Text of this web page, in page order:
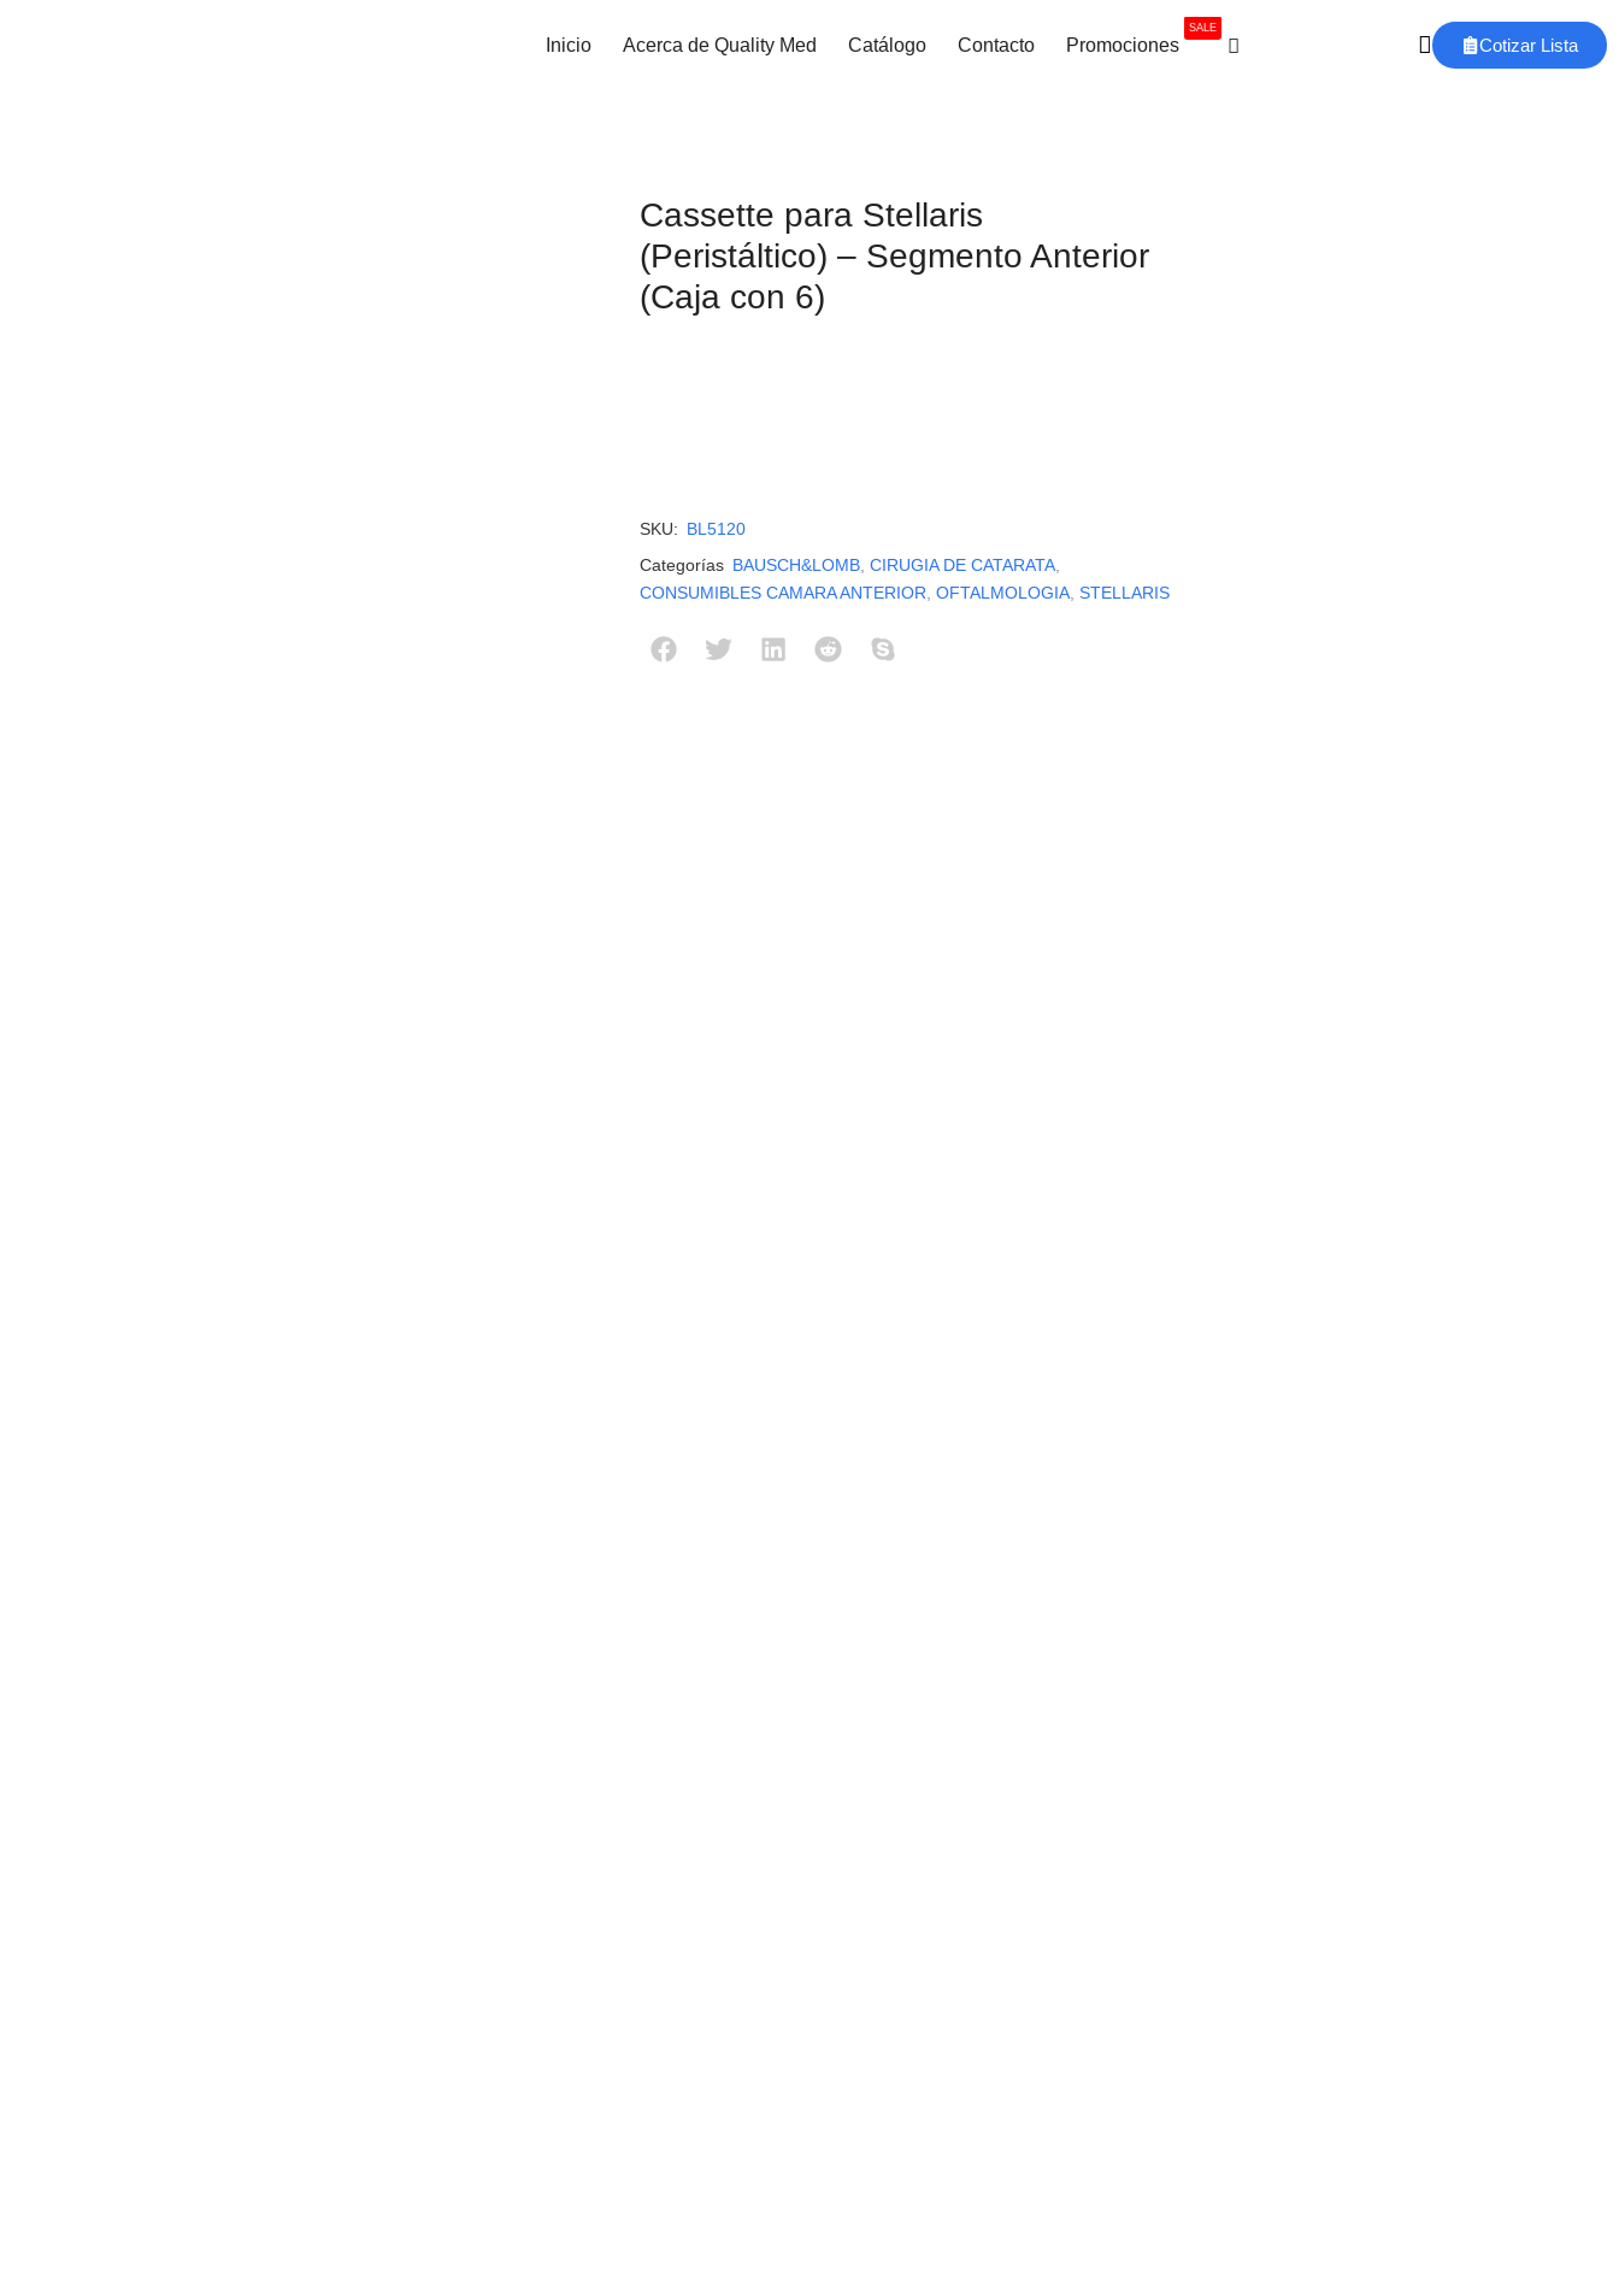
Inicio Acerca de Quality Med Catálogo Contacto Promociones
SALE
Cotizar Lista
Cassette para Stellaris
(Peristáltico) – Segmento Anterior
(Caja con 6)
SKU: BL5120
Categorías BAUSCH&LOMB, CIRUGIA DE CATARATA,
CONSUMIBLES CAMARA ANTERIOR OFTALMOLOGIA, STELLARIS